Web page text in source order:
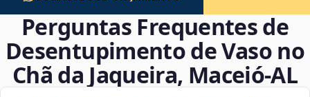
Perguntas Frequentes de
Desentupimento de Vaso no
Chã da Jaqueira, Maceió‑AL